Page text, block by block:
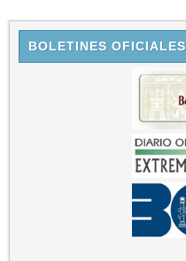
BOLETINES OFICIALES